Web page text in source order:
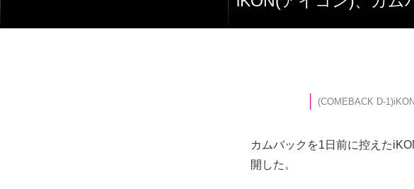
(COMEBACK D-
カムバックを1日前に控えた
開した。